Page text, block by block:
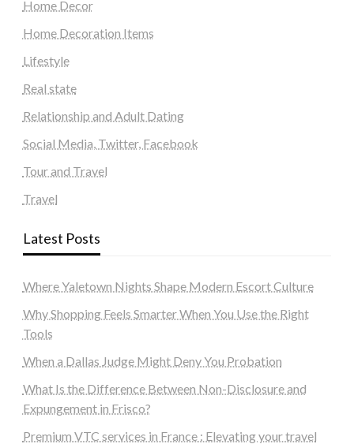
Home Decor
Home Decoration Items
Lifestyle
Real state
Relationship and Adult Dating
Social Media, Twitter, Facebook
Tour and Travel
Travel
Latest Posts
Where Yaletown Nights Shape Modern Escort Culture
Why Shopping Feels Smarter When You Use the Right
Tools
When a Dallas Judge Might Deny You Probation
What Is the Difference Between Non-Disclosure and
Expungement in Frisco?
Premium VTC services in France : Elevating your travel